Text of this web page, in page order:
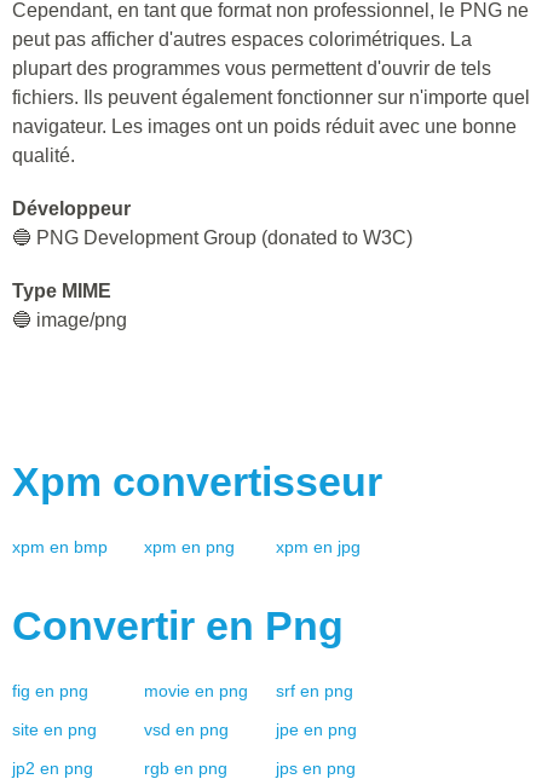
Cependant, en tant que format non professionnel, le PNG ne
peut pas afficher d'autres espaces colorimétriques. La
plupart des programmes vous permettent d'ouvrir de tels
fichiers. Ils peuvent également fonctionner sur n'importe quel
navigateur. Les images ont un poids réduit avec une bonne
qualité.
Développeur
🔵 PNG Development Group (donated to W3C)
Type MIME
🔵 image/png
Xpm convertisseur
xpm en bmp xpm en png xpm en jpg
Convertir en Png
fig en png movie en png srf en png
site en png vsd en png jpe en png
jp2 en png rgb en png jps en png